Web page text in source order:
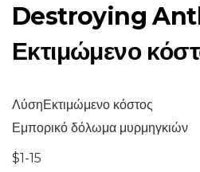
Destroying
Εκτιμώμενο
ΛύσηΕκτιμώμενο κόστος
Εμπορικό δόλωμα μυρμηγκιών
$1-15